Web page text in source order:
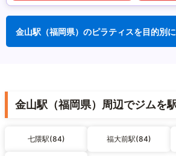
金山駅（福岡県）のピラティスを目的別
金山駅（福岡県）周辺でジムを
七隈駅(84) 福大前駅(84)